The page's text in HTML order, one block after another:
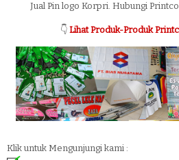
Jual Pin logo Korpri. Hubungi
👇 Lihat Produk-Produk
Klik untuk Mengunjungi kami :